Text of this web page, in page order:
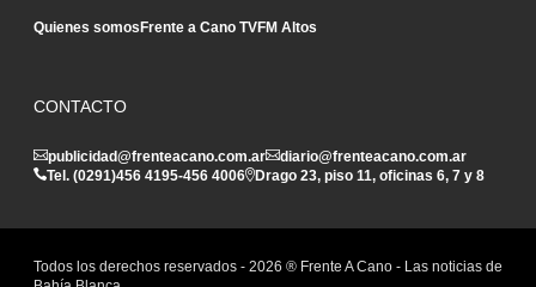
Quienes somosFrente a Cano TVFM Altos
CONTACTO
publicidad@frenteacano.com.ar
diario@frenteacano.com.ar
Tel. (0291)456 4195-456 4006 Drago 23, piso 11, oficinas 6, 7 y 8
Todos los derechos reservados - 2026 ® Frente A Cano - Las noticias de